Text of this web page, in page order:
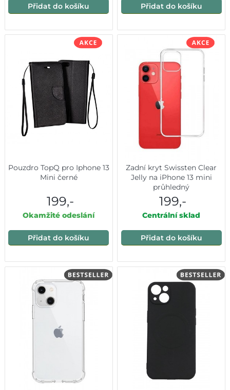
Přidat do košíku Přidat do košíku
Pouzdro TopQ pro Iphone 13
Mini černé
199,-
Okamžité odeslání
Přidat do košíku
Zadní kryt Swissten Clear
Jelly na iPhone 13 mini
průhledný
199,-
Centrální sklad
Přidat do košíku